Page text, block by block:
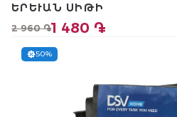
2 960 ֏1 480 ֏
ԵՐԵՒԱՆ ՍԻԹԻ
50%